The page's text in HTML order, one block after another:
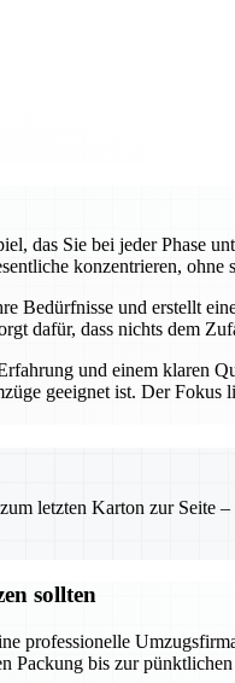
das Sie bei jeder Phase
konzentrieren, ohne
und erstellt
dafür, dass nichts dem
und einem klaren
geeignet ist. Der
letzten Karton zur Seite
sollten
professionelle
bis zur